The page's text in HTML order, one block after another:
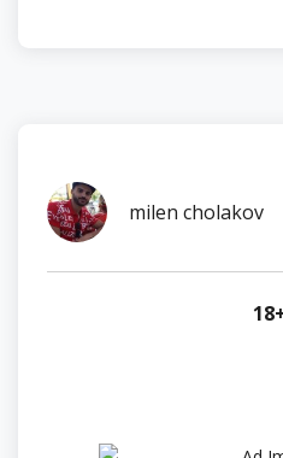
milen cholakov